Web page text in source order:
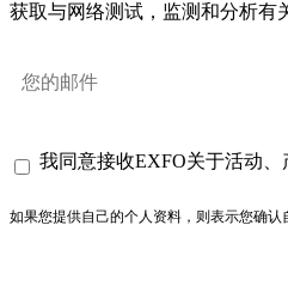
获取与网络测试，监测和分析有
我同意接收EXFO关于活动、
如果您提供自己的个人资料，则表示您确认